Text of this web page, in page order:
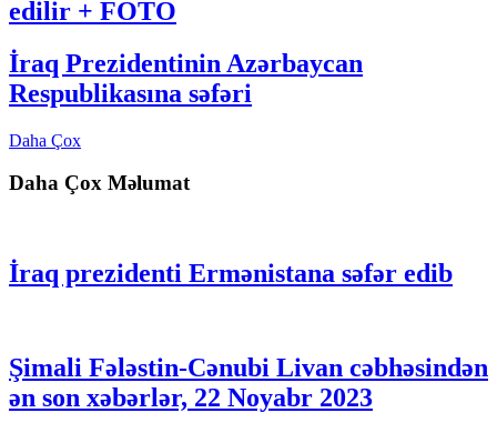
edilir + FOTO
İraq Prezidentinin Azərbaycan
Respublikasına səfəri
Daha Çox
Daha Çox Məlumat
İraq prezidenti Ermənistana səfər edib
Şimali Fələstin-Cənubi Livan cəbhəsindən
ən son xəbərlər, 22 Noyabr 2023